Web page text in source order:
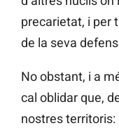
precarietat, i per
de la seva
No obstant, i a
cal oblidar que,
nostres territoris: